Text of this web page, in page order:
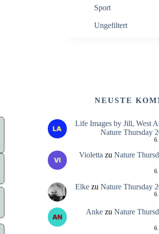
Sport
Ungefiltert
NEUSTE
Life Images by Jill, West
Nature Thursday
Violetta zu Nature
Elkezu Nature Thursday
Ankezu Nature